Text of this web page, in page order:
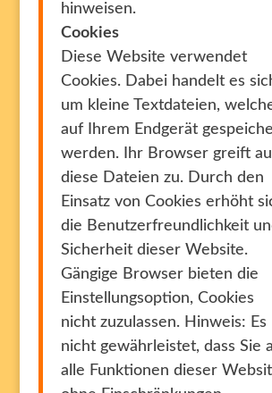
hinweisen.
Cookies
Diese Website verwendet
Cookies. Dabei handelt es
um kleine Textdateien,
auf Ihrem Endgerät
werden. Ihr Browser greift
diese Dateien zu. Durch den
Einsatz von Cookies erhöht
die Benutzerfreundlichkeit
Sicherheit dieser Website.
Gängige Browser bieten die
Einstellungsoption, Cookies
nicht zuzulassen. Hinweis: Es
nicht gewährleistet, dass Sie
alle Funktionen dieser